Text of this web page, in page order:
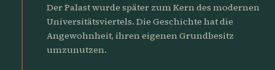
Der Palast wurde später zum Kern des modernen
Universitätsviertels. Die Geschichte hat die
Angewohnheit, ihren eigenen Grundbesitz
umzunutzen.